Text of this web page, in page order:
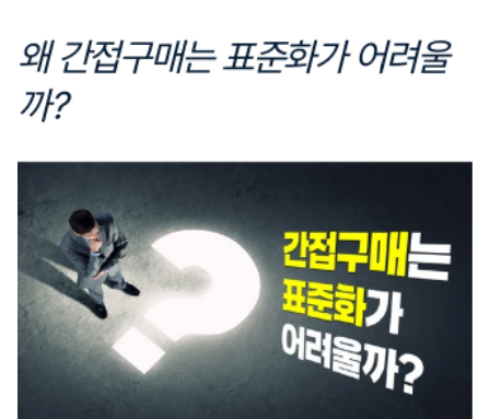
왜 간접구매는 표준화가 어려울
까?